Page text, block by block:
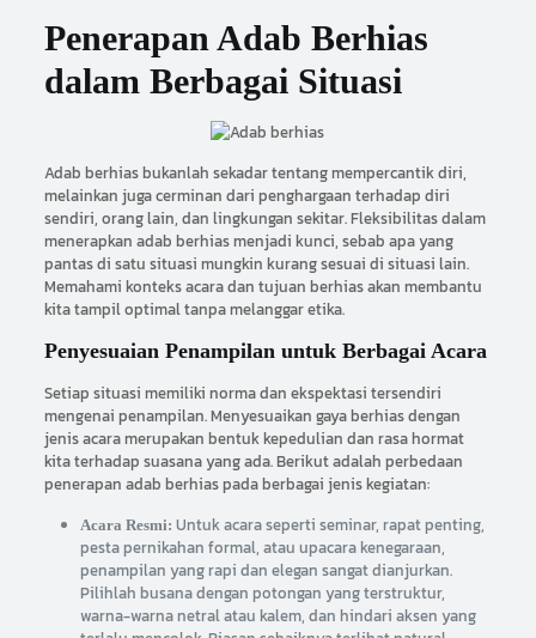
Penerapan Adab Berhias
dalam Berbagai Situasi
Adab berhias bukanlah sekadar tentang mempercantik diri,
melainkan juga cerminan dari penghargaan terhadap diri
sendiri, orang lain, dan lingkungan sekitar. Fleksibilitas dalam
menerapkan adab berhias menjadi kunci, sebab apa yang
pantas di satu situasi mungkin kurang sesuai di situasi lain.
Memahami konteks acara dan tujuan berhias akan membantu
kita tampil optimal tanpa melanggar etika.
Penyesuaian Penampilan untuk Berbagai Acara
Setiap situasi memiliki norma dan ekspektasi tersendiri
mengenai penampilan. Menyesuaikan gaya berhias dengan
jenis acara merupakan bentuk kepedulian dan rasa hormat
kita terhadap suasana yang ada. Berikut adalah perbedaan
penerapan adab berhias pada berbagai jenis kegiatan:
Acara Resmi: Untuk acara seperti seminar, rapat penting,
pesta pernikahan formal, atau upacara kenegaraan,
penampilan yang rapi dan elegan sangat dianjurkan.
Pilihlah busana dengan potongan yang terstruktur,
warna-warna netral atau kalem, dan hindari aksen yang